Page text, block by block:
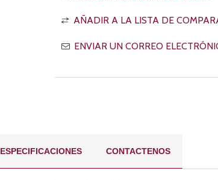
ESPECIFICACIONES CONTACTENOS